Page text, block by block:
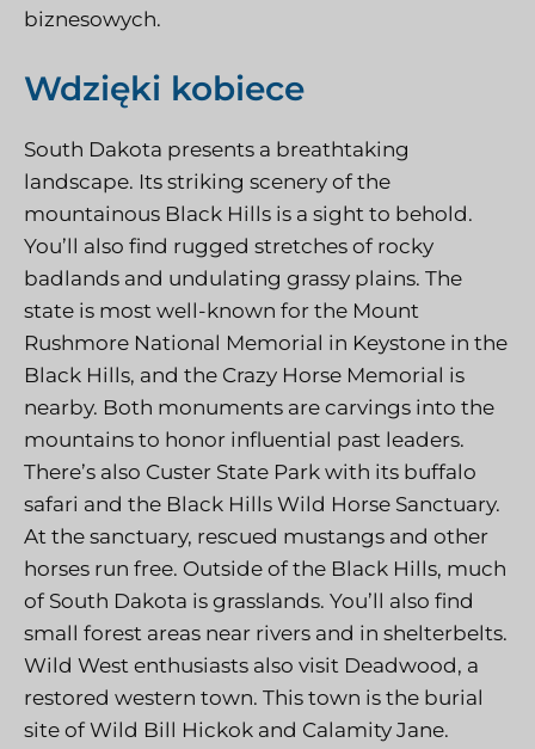
biznesowych.
Wdzięki kobiece
South Dakota presents a breathtaking
landscape. Its striking scenery of the
mountainous Black Hills is a sight to behold.
You’ll also find rugged stretches of rocky
badlands and undulating grassy plains. The
state is most well-known for the Mount
Rushmore National Memorial in Keystone in the
Black Hills, and the Crazy Horse Memorial is
nearby. Both monuments are carvings into the
mountains to honor influential past leaders.
There’s also Custer State Park with its buffalo
safari and the Black Hills Wild Horse Sanctuary.
At the sanctuary, rescued mustangs and other
horses run free. Outside of the Black Hills, much
of South Dakota is grasslands. You’ll also find
small forest areas near rivers and in shelterbelts.
Wild West enthusiasts also visit Deadwood, a
restored western town. This town is the burial
site of Wild Bill Hickok and Calamity Jane.